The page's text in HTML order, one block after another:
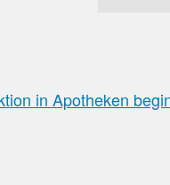
in Apotheken